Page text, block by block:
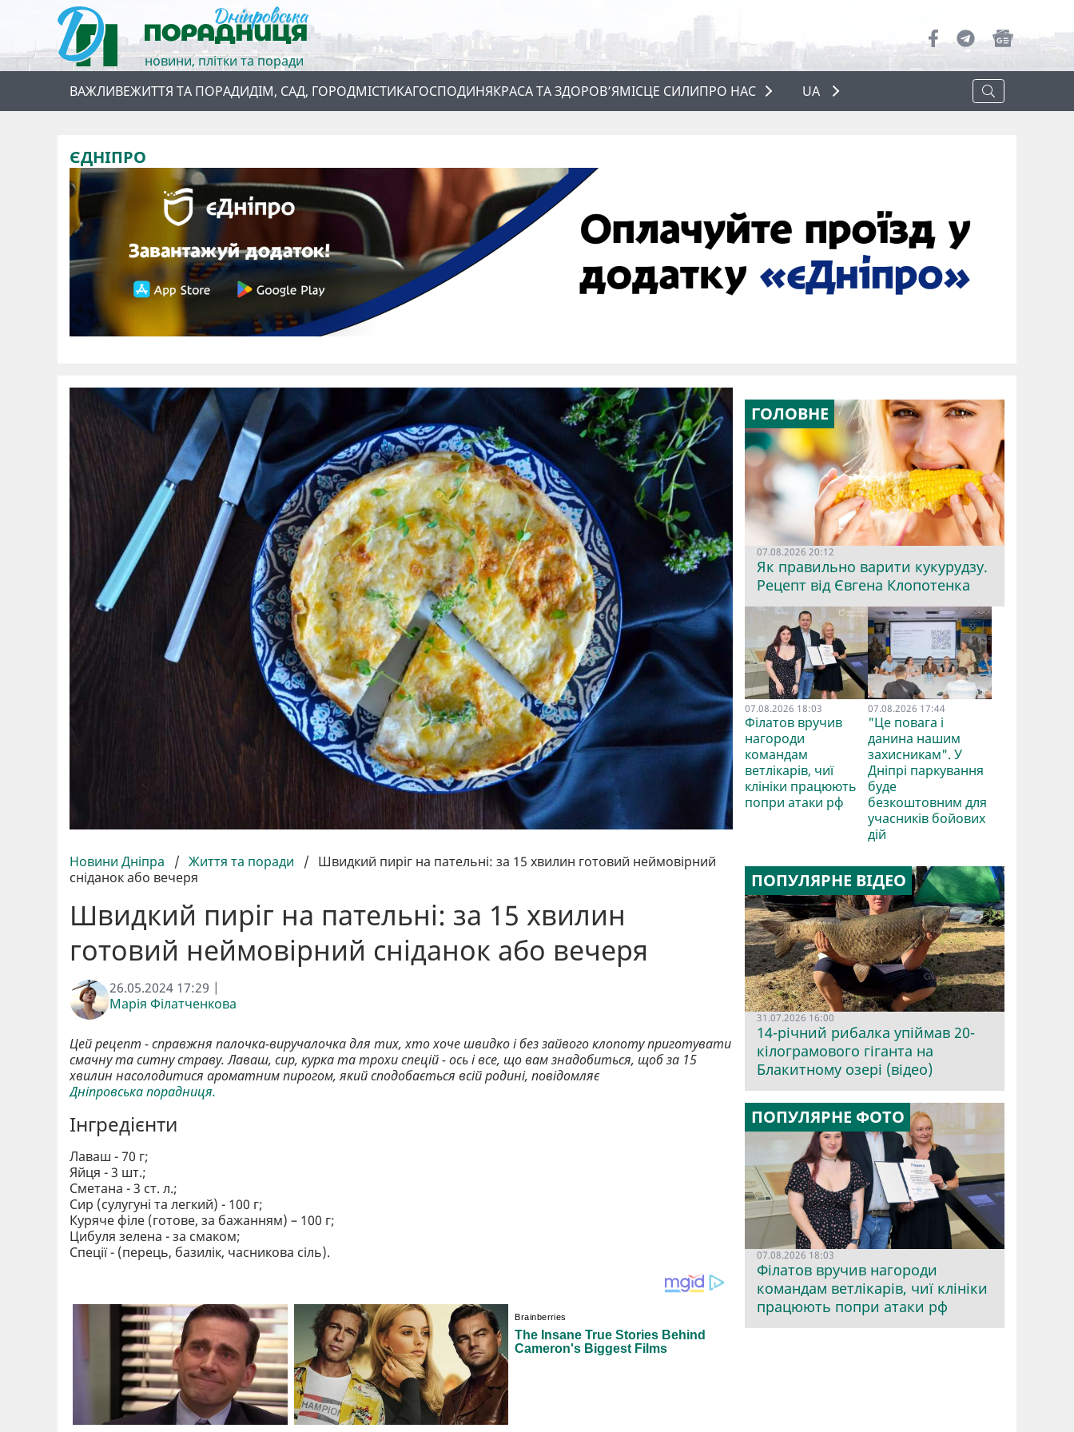
новини, плітки та поради
ВАЖЛИВЕЖИТТЯ ТА ПОРАДИДІМ, САД, ГОРОДМІСТИКАГОСПОДИНЯКРАСА ТА ЗДОРОВ’ЯМІСЦЕ СИЛИПРО НАС
ПРО НАС
UA
ЄДНІПРО
Новини Дніпра / Життя та поради / Швидкий пиріг на пательні: за 15 хвилин готовий неймовірний
сніданок або вечеря
Швидкий пиріг на пательні: за 15 хвилин
готовий неймовірний сніданок або вечеря
26.05.2024 17:29 |
Марія Філатченкова
Цей рецепт - справжня палочка-виручалочка для тих, хто хоче швидко і без зайвого клопоту приготувати
смачну та ситну страву. Лаваш, сир, курка та трохи спецій - ось і все, що вам знадобиться, щоб за 15
хвилин насолодитися ароматним пирогом, який сподобається всій родині, повідомляє
Дніпровська порадниця.
Інгредієнти
Лаваш - 70 г;
Яйця - 3 шт.;
Сметана - 3 ст. л.;
Сир (сулугуні та легкий) - 100 г;
Куряче філе (готове, за бажанням) – 100 г;
Цибуля зелена - за смаком;
Спеції - (перець, базилік, часникова сіль).
ГОЛОВНЕ
07.08.2026 20:12
Як правильно варити кукурудзу.
Рецепт від Євгена Клопотенка
07.08.2026 18:03
Філатов вручив
нагороди
командам
ветлікарів, чиї
клініки працюють
попри атаки рф
07.08.2026 17:44
"Це повага і
данина нашим
захисникам". У
Дніпрі паркування
буде
безкоштовним для
учасників бойових
дій
ПОПУЛЯРНЕ ВІДЕО
31.07.2026 16:00
14-річний рибалка упіймав 20-
кілограмового гіганта на
Блакитному озері (відео)
ПОПУЛЯРНЕ ФОТО
07.08.2026 18:03
Філатов вручив нагороди
командам ветлікарів, чиї клініки
працюють попри атаки рф